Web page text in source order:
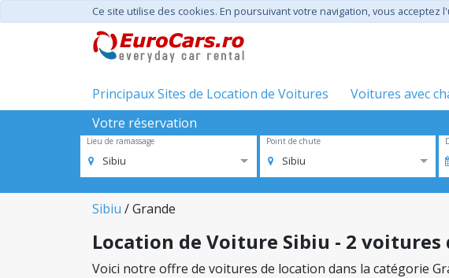
Ce site utilise des cookies. En poursuivant votre navigation, vous acceptez
Principaux Sites de Location de Voitures Voitures avec
Votre réservation
Lieu de ramassage
Sibiu
Point de chute
Sibiu
Sibiu / Grande
Location de Voiture Sibiu - 2
Voici notre offre de voitures de location dans la catégorie